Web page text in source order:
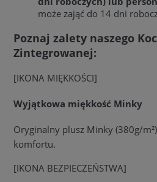
może zająć do 14 dni
Poznaj zalety naszego
Zintegrowanej:
[IKONA MIĘKKOŚCI]
Wyjątkowa miękkość Minky
Oryginalny plusz Minky (380g/
komfortu.
[IKONA BEZPIECZEŃSTWA]